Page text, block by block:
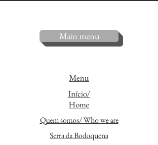
Main menu
Menu
Início/
Home
Quem somos/ Who we are
Serra da Bodoquena